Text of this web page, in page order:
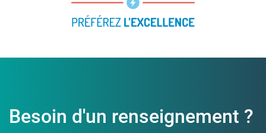
Besoin d'un renseignement ?